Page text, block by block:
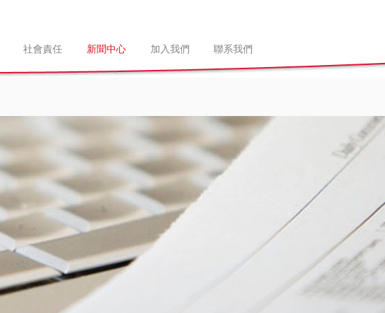
社會責任 新聞中心 加入我們 聯系我們